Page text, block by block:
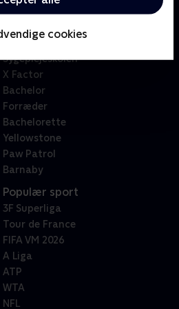
cookies
Badehotellet
Sygeplejeskolen
X Factor
Bachelor
Forræder
Bachelorette
Yellowstone
Paw Patrol
Barnaby
Populær sport
3F Superliga
Tour de France
FIFA VM 2026
A Liga
ATP
WTA
NFL